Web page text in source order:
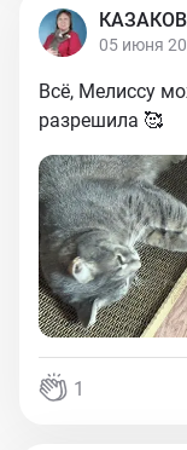
05 июня
Всё, Мелиссу
разрешила 🥰
1